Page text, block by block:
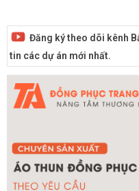
Đăng ký theo dõi kênh
tin các dự án mới nhất.